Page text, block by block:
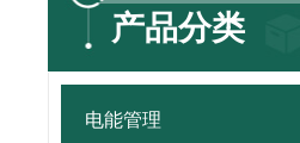
产品分类
电能管理